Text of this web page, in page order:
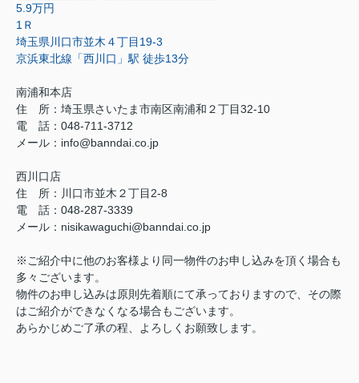
5.9万円
1Ｒ
埼玉県川口市並木４丁目19-3
京浜東北線「西川口」駅 徒歩13分
南浦和本店
住 所： 埼玉県さいたま市南区南浦和２丁目32-10
電 話：048-711-3712
メール： info@banndai.co.jp
西川口店
住 所： 川口市並木２丁目2-8
電 話：048-287-3339
メール ： nisikawaguchi@banndai.co.jp
※ご紹介中に他のお客様より同一物件のお申し込みを頂く場合も
多々ございます。
物件のお申し込みは原則先着順にて承っておりますので、その際
はご紹介ができなくなる場合もございます。
あらかじめご了承の程、よろしくお願致します。